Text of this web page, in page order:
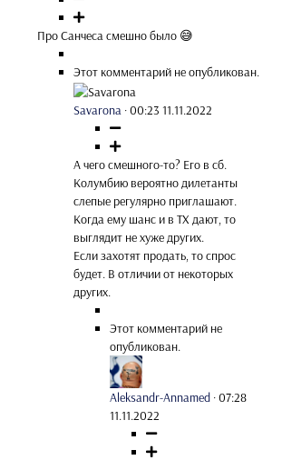
Про Санчеса смешно было 😅
Этот комментарий не опубликован.
Savarona ·00:23 11.11.2022
А чего смешного-то? Его в сб.
Колумбию вероятно дилетанты
слепые регулярно приглашают.
Когда ему шанс и в ТХ дают, то
выглядит не хуже других.
Если захотят продать, то спрос
будет. В отличии от некоторых
других.
Этот комментарий не
опубликован.
Aleksandr-Annamed ·07:28
11.11.2022